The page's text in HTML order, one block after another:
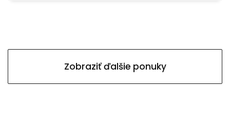
Zobraziť ďalšie ponuky